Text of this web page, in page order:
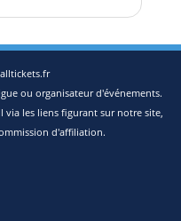
ou organisateur d'événements.
via les liens figurant sur notre site,
d'affiliation.